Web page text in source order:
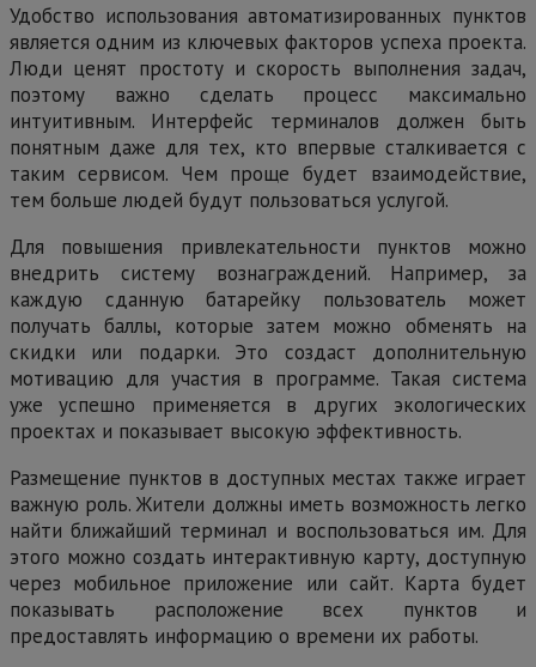
Удобство использования автоматизированных пунктов
является одним из ключевых факторов успеха проекта.
Люди ценят простоту и скорость выполнения задач,
поэтому важно сделать процесс максимально
интуитивным. Интерфейс терминалов должен быть
понятным даже для тех, кто впервые сталкивается с
таким сервисом. Чем проще будет взаимодействие,
тем больше людей будут пользоваться услугой.
Для повышения привлекательности пунктов можно
внедрить систему вознаграждений. Например, за
каждую сданную батарейку пользователь может
получать баллы, которые затем можно обменять на
скидки или подарки. Это создаст дополнительную
мотивацию для участия в программе. Такая система
уже успешно применяется в других экологических
проектах и показывает высокую эффективность.
Размещение пунктов в доступных местах также играет
важную роль. Жители должны иметь возможность легко
найти ближайший терминал и воспользоваться им. Для
этого можно создать интерактивную карту, доступную
через мобильное приложение или сайт. Карта будет
показывать расположение всех пунктов и
предоставлять информацию о времени их работы.